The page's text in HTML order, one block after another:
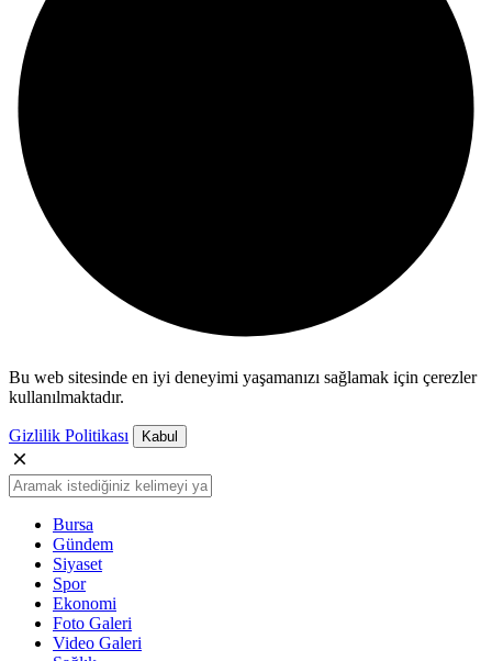
Bu web sitesinde en iyi deneyimi yaşamanızı sağlamak için çerezler
kullanılmaktadır.
Gizlilik Politikası Kabul
Bursa
Gündem
Siyaset
Spor
Ekonomi
Foto Galeri
Video Galeri